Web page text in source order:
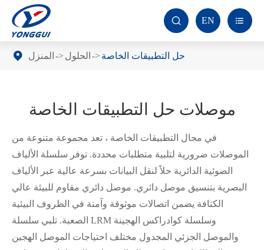
 EN 
المنزل الحلول حل التطبيقات الخاصة
موصلات حل التطبيقات الخاصة
في مجال التطبيقات الخاصة ، تعد مجموعة متنوعة من
الموصلات ضرورية لتلبية متطلبات محددة. توفر سلسلة الألياف
الضوئية الدائرية حلاً لنقل البيانات بسرعة عالية عبر الألياف
البصرية بتنسيق موصل دائري. موصل دائري مقاوم للبيئة عالي
الكثافة يضمن اتصالات موثوقة وآمنة في الظروف البيئية
الصعبة. تلبي سلسلة LRM وسلسلة كوادراكس الهجينة
والموصل الجزئي المجدول مختلف احتياجات الموصل الهجين